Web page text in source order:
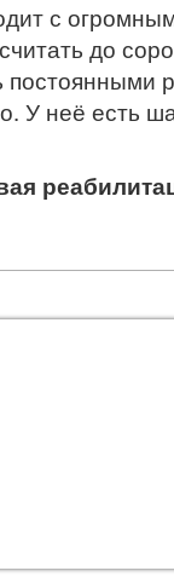
с
до
У неё есть